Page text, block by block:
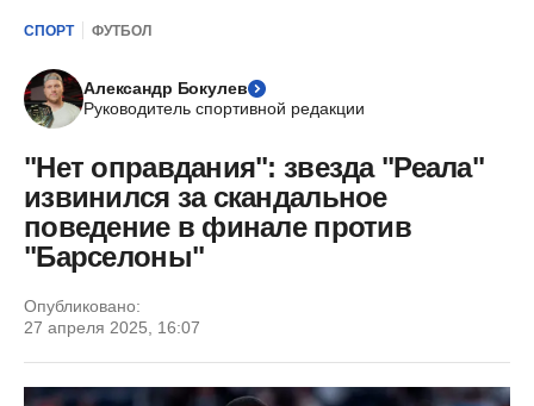
СПОРТ ФУТБОЛ
Александр Бокулев
Руководитель спортивной редакции
"Нет оправдания": звезда "Реала"
извинился за скандальное
поведение в финале против
"Барселоны"
Опубликовано:
27 апреля 2025, 16:07